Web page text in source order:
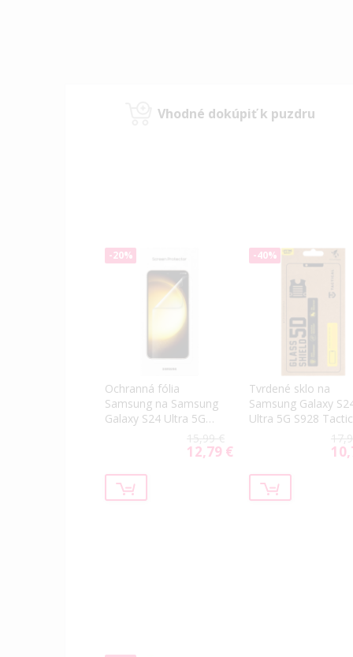
Vhodné dokúpiť k puzdru
-20%
Ochranná fólia
Samsung na Samsung
Galaxy S24 Ultra 5G
S928 EF-US928CTE
Anti-Reflecting Screen
15,99 €
Special
12,79 €
-40%
Tvrdené sklo na
Samsung Galaxy
Ultra 5G S928
Shield 5D